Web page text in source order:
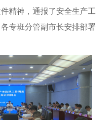
精神，通报了安全生产工
专班分管副市长安排部署